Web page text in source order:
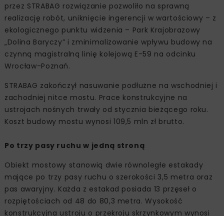
przez STRABAG rozwiązanie pozwoliło na sprawną
realizację robót, uniknięcie ingerencji w wartościowy – z
ekologicznego punktu widzenia – Park Krajobrazowy
„Dolina Baryczy” i zminimalizowanie wpływu budowy na
czynną magistralną linię kolejową E-59 na odcinku
Wrocław-Poznań.
STRABAG zakończył nasuwanie podłużne na wschodniej i
zachodniej nitce mostu. Prace konstrukcyjne na
ustrojach nośnych trwały od stycznia bieżącego roku.
Koszt budowy mostu wynosi 109,5 mln zł brutto.
Po trzy pasy ruchu w jedną stroną
Obiekt mostowy stanowią dwie równoległe estakady
mające po trzy pasy ruchu o szerokości 3,5 metra oraz
pas awaryjny. Każda z estakad posiada 13 przęseł o
rozpiętościach od 48 do 80,3 metra. Wysokość
konstrukcyjna ustroju o przekroju skrzynkowym wynosi